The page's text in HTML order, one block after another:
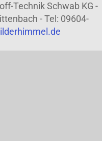
Technik Schwab KG -
- Tel: 09604-